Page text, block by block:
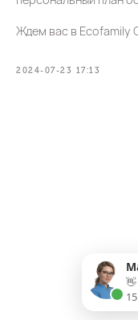
Ждем вас в Ecofamily
2024-07-23 17:13